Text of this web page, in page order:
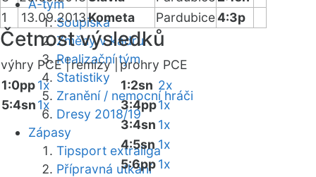
A-tým
Soupiska
Změny v kádru
Realizační tým
Statistiky
Zranění / nemocní hráči
Dresy 2018/19
Zápasy
Tipsport extraliga
Přípravná utkání
1
13.09.2013Kometa Pardubice4:3p
Četnost výsledků
výhry PCE |remízy | prohry PCE
1:0pp1x
5:4sn1x
1:2sn 2x
3:4pp1x
3:4sn 1x
4:5sn 1x
5:6pp1x